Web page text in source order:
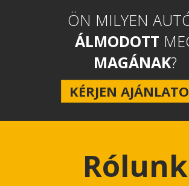
ÖN MILYEN
ÁLMODOTT
MAGÁNAK?
KÉRJEN
Rólunk